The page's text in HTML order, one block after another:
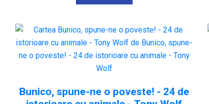
Bunico, spune-ne o poveste! - 24 de